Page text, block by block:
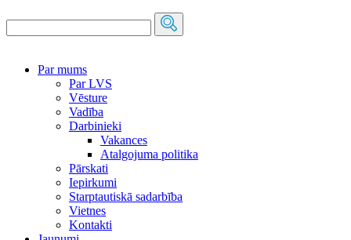
Par mums
Par LVS
Vēsture
Vadība
Darbinieki
Vakances
Atalgojuma politika
Pārskati
Iepirkumi
Starptautiskā sadarbība
Vietnes
Kontakti